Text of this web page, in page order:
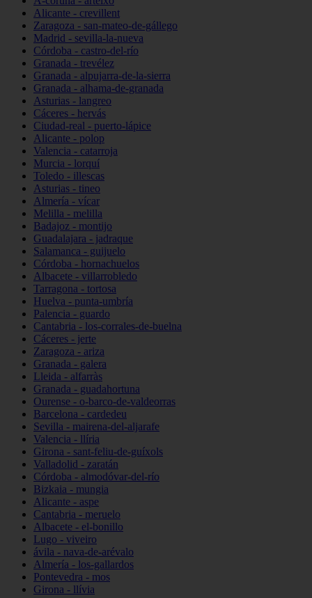
Alicante - crevillent
Zaragoza - san-mateo-de-gállego
Madrid - sevilla-la-nueva
Córdoba - castro-del-río
Granada - trevélez
Granada - alpujarra-de-la-sierra
Granada - alhama-de-granada
Asturias - langreo
Cáceres - hervás
Ciudad-real - puerto-lápice
Alicante - polop
Valencia - catarroja
Murcia - lorquí
Toledo - illescas
Asturias - tineo
Almería - vícar
Melilla - melilla
Badajoz - montijo
Guadalajara - jadraque
Salamanca - guijuelo
Córdoba - hornachuelos
Albacete - villarrobledo
Tarragona - tortosa
Huelva - punta-umbría
Palencia - guardo
Cantabria - los-corrales-de-buelna
Cáceres - jerte
Zaragoza - ariza
Granada - galera
Lleida - alfarràs
Granada - guadahortuna
Ourense - o-barco-de-valdeorras
Barcelona - cardedeu
Sevilla - mairena-del-aljarafe
Valencia - llíria
Girona - sant-feliu-de-guíxols
Valladolid - zaratán
Córdoba - almodóvar-del-río
Bizkaia - mungia
Alicante - aspe
Cantabria - meruelo
Albacete - el-bonillo
Lugo - viveiro
ávila - nava-de-arévalo
Almería - los-gallardos
Pontevedra - mos
Girona - llívia